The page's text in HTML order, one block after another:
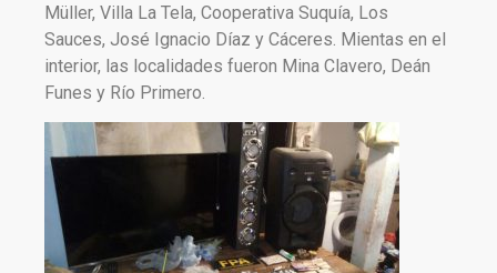
Müller, Villa La Tela, Cooperativa Suquía, Los
Sauces, José Ignacio Díaz y Cáceres. Mientas en el
interior, las localidades fueron Mina Clavero, Deán
Funes y Río Primero.